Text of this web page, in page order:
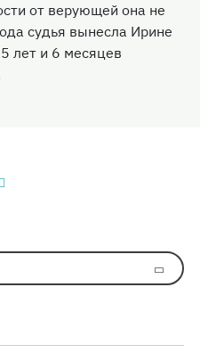
от верующей она не
судья вынесла Ирине
лет и 6 месяцев